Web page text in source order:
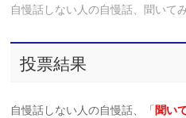
自慢話しない人の自慢話、聞いて
投票結果
自慢話しない人の自慢話、「 聞い